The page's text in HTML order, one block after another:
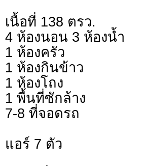
เนื้อที่ 138 ตรว.
4 ห้องนอน 3 ห้องน้ำ
1 ห้องครัว
1 ห้องกินข้าว
1 ห้องโถง
1 พื้นที่ซักล้าง
7-8 ที่จอดรถ
แอร์ 7 ตัว